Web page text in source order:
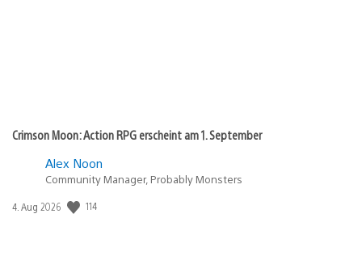
Crimson Moon: Action RPG erscheint am 1. September
Alex Noon
Community Manager, Probably Monsters
Veröffentlichungsdatum:
4. Aug 2026 114